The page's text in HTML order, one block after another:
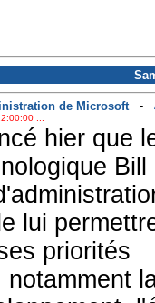
de Microsoft-
...
hier que
Bill
lui
priorités